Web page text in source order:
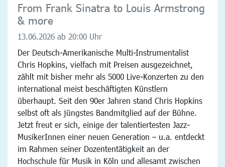
From Frank Sinatra to Louis Armstrong
& more
13.06.2026 ab 20:00 Uhr
Der Deutsch-Amerikanische Multi-Instrumentalist
Chris Hopkins, vielfach mit Preisen ausgezeichnet,
zählt mit bisher mehr als 5000 Live-Konzerten zu den
international meist beschäftigten Künstlern
überhaupt. Seit den 90er Jahren stand Chris Hopkins
selbst oft als jüngstes Bandmitglied auf der Bühne.
Jetzt freut er sich, einige der talentiertesten Jazz-
MusikerInnen einer neuen Generation – u.a. entdeckt
im Rahmen seiner Dozententätigkeit an der
Hochschule für Musik in Köln und allesamt zwischen